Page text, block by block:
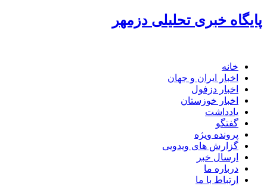
پرش
به
پایگاه خبری تحلیلی دزمهر
خانه
اخبار ایران و جهان
اخبار دزفول
اخبار خوزستان
یادداشت
گفتگو
پرونده ویژه
گزارش های ویدویی
ارسال خبر
درباره ما
ارتباط با ما